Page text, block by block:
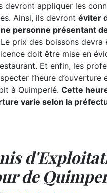
devront appliquer les
Ainsi, ils devront éviter
personne présentant
Le prix des boissons devra
doit être mise en
Et enfin, les
l’heure d’ouverture
à Quimperlé. Cette
varie selon la
de